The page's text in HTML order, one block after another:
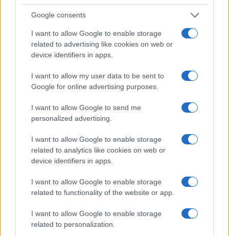
Google consents
I want to allow Google to enable storage
related to advertising like cookies on web or
device identifiers in apps.
I want to allow my user data to be sent to
Google for online advertising purposes.
I want to allow Google to send me
personalized advertising.
I want to allow Google to enable storage
related to analytics like cookies on web or
device identifiers in apps.
I want to allow Google to enable storage
related to functionality of the website or app.
I want to allow Google to enable storage
related to personalization.
Codacons denuncia: i problemi che affliggono la Sicilia
tra carburanti, spiagge e incendi
Lamezia International Film Fest: arte e cultura si
Camilla Pellegrini · 16 Lug 2026